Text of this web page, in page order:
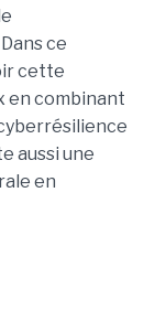
ce
cette
en combinant
aussi une
en